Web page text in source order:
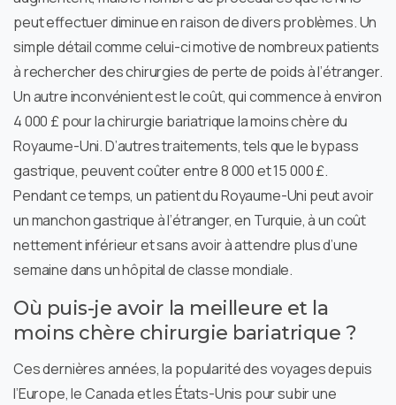
peut effectuer diminue en raison de divers problèmes. Un
simple détail comme celui-ci motive de nombreux patients
à rechercher des chirurgies de perte de poids à l’étranger.
Un autre inconvénient est le coût, qui commence à environ
4 000 £ pour la chirurgie bariatrique la moins chère du
Royaume-Uni. D’autres traitements, tels que le bypass
gastrique, peuvent coûter entre 8 000 et 15 000 £.
Pendant ce temps, un patient du Royaume-Uni peut avoir
un manchon gastrique à l’étranger, en Turquie, à un coût
nettement inférieur et sans avoir à attendre plus d’une
semaine dans un hôpital de classe mondiale.
Où puis-je avoir la meilleure et la
moins chère chirurgie bariatrique ?
Ces dernières années, la popularité des voyages depuis
l’Europe, le Canada et les États-Unis pour subir une